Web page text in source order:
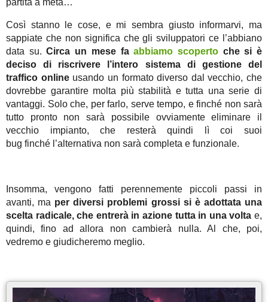
Così stanno le cose, e mi sembra giusto informarvi, ma
sappiate che non significa che gli sviluppatori ce l’abbiano
data su.Circa un mese faabbiamo scopertoche si è
deciso di riscrivere l’intero sistema di gestione del
traffico onlineusando un formato diverso dal vecchio, che
dovrebbe garantire molta più stabilità e tutta una serie di
vantaggi. Solo che, per farlo, serve tempo, e finché non sarà
tutto pronto non sarà possibile ovviamente eliminare il
vecchio impianto, che resterà quindi lì coi suoi
bug finché l’alternativa non sarà completa e funzionale.
Insomma, vengono fatti perennemente piccoli passi in
avanti, ma per diversi problemi grossi si è adottata una
scelta radicale, che entrerà in azione tutta in una volta e,
quindi, fino ad allora non cambierà nulla. Al che, poi,
vedremo e giudicheremo meglio.